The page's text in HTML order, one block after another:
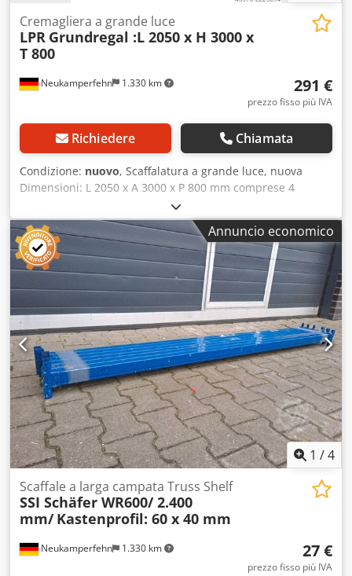
Neukamperfehn 1.330 km
Cremagliera a grande luce
LPR Grundregal :L 2050 x H 3000 x
T 800
291 €
prezzo fisso più IVA
Richiedere Chiamata
Condizione: nuovo, Scaffalatura a grande luce, nuova
Dimensioni: L 2050 x A 3000 x P 800 mm comprese 4
mensole Carico massimo per mensole: circa 300 kg, con
carico distribuito uniformemente #-#-#-#-#-#-#-#-#-#-#-#-
#-#-#-#-#-# Scaffalatura base composta da: Djdecfbyhopfx
Adzjck 2 montanti, 800x3000 mm da assemblare,
comprensivi di traversi orizzontali e diagonali, piedini in
plastica 8 traversi da 1950 mm, comprese le spine di
sicurezza 4 mensole da circa 1930x745 mm, spessore: 22
mm
Annuncio economico
1 /4
Neukamperfehn 1.330 km
Scaffale a larga campata Truss Shelf
SSI Schäfer WR600/ 2.400
mm/ Kastenprofil: 60 x 40 mm
27 €
prezzo fisso più IVA